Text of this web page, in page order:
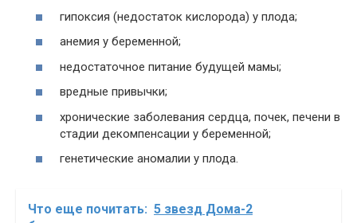
гипоксия (недостаток кислорода) у плода;
анемия у беременной;
недостаточное питание будущей мамы;
вредные привычки;
хронические заболевания сердца, почек, печени в
стадии декомпенсации у беременной;
генетические аномалии у плода.
Что еще почитать: 5 звезд Дома-2